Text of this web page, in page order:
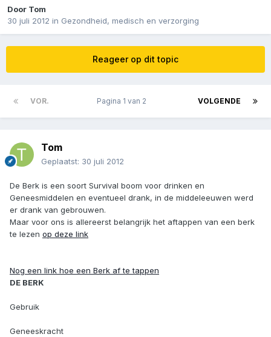
Door Tom
30 juli 2012 in Gezondheid, medisch en verzorging
Reageer op dit topic
VOR. VOLGENDE
Pagina 1 van 2
Tom
Geplaatst: 30 juli 2012
De Berk is een soort Survival boom voor drinken en
Geneesmiddelen en eventueel drank, in de middeleeuwen werd
er drank van gebrouwen.
Maar voor ons is allereerst belangrijk het aftappen van een berk
te lezen op deze link
Nog een link hoe een Berk af te tappen
DE BERK
Gebruik
Geneeskracht